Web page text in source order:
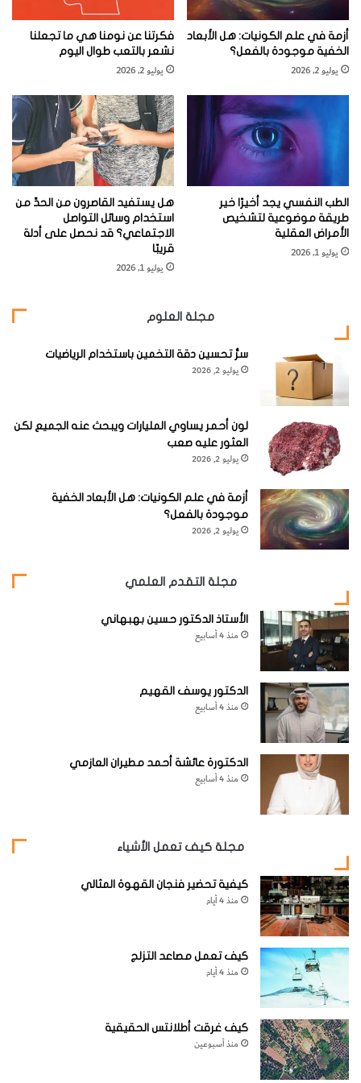
إلى حد ما يمكنك الإحساس به في معدتك: خلال حركة الأكوان
عبر الأبعاد الإضافية في الفضاء (وهذا مبين هنا بأسلوب متميز).
فهي قد تتوسع حجما، وهذا يولد أسرارا كوسمولوجية كثيرة.
تحذير: إذا رغبت في القيام بالجولة الكونية، فيجب أن يكون
طولك أقل من 10
-18 متر.
(**)
وفقا لنظرية الأوتار، فإن كوننا القابل للرصد يمثل جزءا صغيرا
من فضاء أرحب، له أبعاد أكثر من الأبعاد الثلاثة التي نراها
مباشرة. وقد تكون الأبعاد الأخرى ميكروية في حجومها (أو إنه
يصعب اختراقها)، أو مضغوطة جدا لتتخذ ما يسمى فضاء
كالابي-ياو Calabi-Yau Space. قد يكون الكون الذي يمكن
رصده موجودا على غشاء، وواقعا في طرف نتوء (يسميه
الفيزيائيون بلعوما throat)، أو مكونا جزءا من غشاء ملتف
حول مقابض شبيهة بفنجان للشاي.
بيد أنه من الممكن أن تكون بعض الأكوان المتوازية منفصلة عنا،
ومع ذلك يمكنها التفاعل مع كوننا؛ وفي هذه الحالة، بوسعنا تحري
تأثيراتها المباشرة. وما جذب انتباه الكوسمولوجيين إلى احتمال
أزمة في علم الكونيات: هل الأبعاد
الخفية موجودة بالفعل؟
يوليو 2, 2026
فكرتنا عن نومنا هي ما تجعلنا
نشعر بالتعب طوال اليوم
يوليو 2, 2026
الطب النفسي يجد أخيرًا خير
طريقة موضوعية لتشخيص
الأمراض العقلية
يوليو 1, 2026
هل يستفيد القاصرون من الحدِّ من
استخدام وسائل التواصل
الاجتماعي؟ قد نحصل على أدلة
قريبًا
يوليو 1, 2026
مجلة العلوم
سرُّ تحسين دقة التخمين باستخدام الرياضيات
يوليو 2, 2026
لون أحمر يساوي المليارات ويبحث عنه الجميع لكن
العثور عليه صعب
يوليو 2, 2026
أزمة في علم الكونيات: هل الأبعاد الخفية
موجودة بالفعل؟
يوليو 2, 2026
مجلة التقدم العلمي
الأستاذ الدكتور حسين بهبهاني
منذ 4 أسابيع
الدكتور يوسف القهيم
منذ 4 أسابيع
الدكتورة عائشة أحمد مطيران العازمي
منذ 4 أسابيع
مجلة كيف تعمل الأشياء
كيفية تحضير فنجان القهوة المثالي
منذ 4 أيام
كيف تعمل مصاعد التزلج
منذ 4 أيام
كيف غرقت أطلانتس الحقيقية
منذ أسبوعين